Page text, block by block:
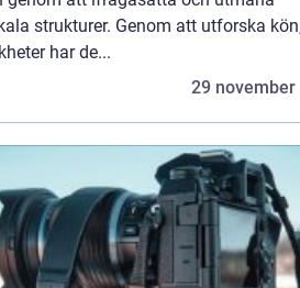
strukturer. Genom att utforska
har de...
29 november